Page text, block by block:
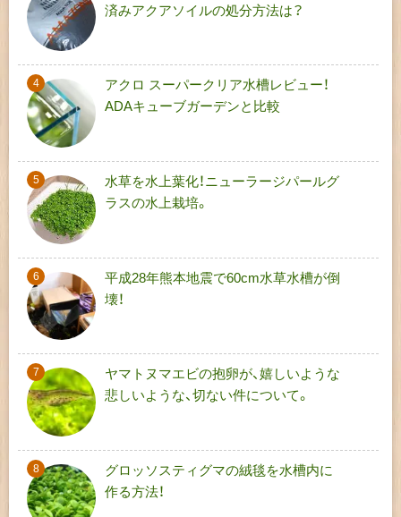
済みアクアソイルの処分方法は？
アクロ スーパークリア水槽レビュー！
ADAキューブガーデンと比較
水草を水上葉化！ニューラージパールグ
ラスの水上栽培。
平成28年熊本地震で60cm水草水槽が倒
壊！
ヤマトヌマエビの抱卵が、嬉しいような
悲しいような、切ない件について。
グロッソスティグマの絨毯を水槽内に
作る方法！